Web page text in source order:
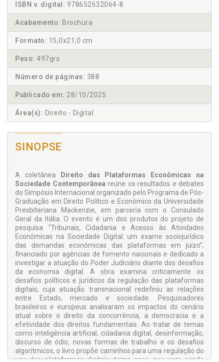
ISBN v. digital: 978652632064-8
Acabamento: Brochura
Formato: 15,0x21,0 cm
Peso: 497grs.
Número de páginas: 388
Publicado em: 28/10/2025
Área(s): Direito - Digital
SINOPSE
A coletânea
Direito das Plataformas Econômicas na
Sociedade Contemporânea reúne os resultados e debates
do Simpósio Internacional organizado pelo Programa de Pós-
Graduação em Direito Político e Econômico da Universidade
Presbiteriana Mackenzie, em parceria com o Consulado
Geral da Itália. O evento é um dos produtos do projeto de
pesquisa “Tribunais, Cidadania e Acesso às Atividades
Econômicas na Sociedade Digital: um exame sociojurídico
das demandas econômicas das plataformas em juízo”,
financiado por agências de fomento nacionais e dedicado a
investigar a atuação do Poder Judiciário diante dos desafios
da economia digital. A obra examina criticamente os
desafios políticos e jurídicos da regulação das plataformas
digitais, cuja atuação transnacional redefiniu as relações
entre Estado, mercado e sociedade. Pesquisadores
brasileiros e europeus analisaram os impactos do cenário
atual sobre o direito da concorrência, a democracia e a
efetividade dos direitos fundamentais. Ao tratar de temas
como inteligência artificial, cidadania digital, desinformação,
discurso de ódio, novas formas de trabalho e os desafios
algorítmicos, o livro propõe caminhos para uma regulação do
uso das plataformas digitais, tema esse que vem sendo